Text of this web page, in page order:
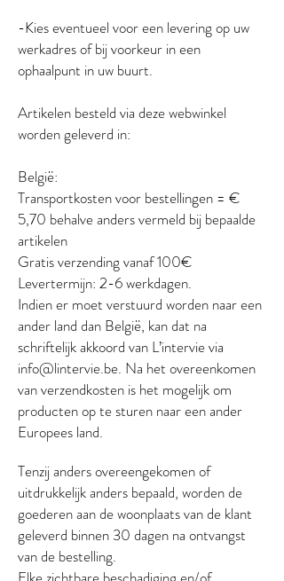
-Kies eventueel voor een levering op uw
werkadres of bij voorkeur in een
ophaalpunt in uw buurt.
Artikelen besteld via deze webwinkel
worden geleverd in:
België:
Transportkosten voor bestellingen = €
5,70 behalve anders vermeld bij bepaalde
artikelen
Gratis verzending vanaf 100€
Levertermijn: 2-6 werkdagen.
Indien er moet verstuurd worden naar een
ander land dan België, kan dat na
schriftelijk akkoord van L’intervie via
info@lintervie.be. Na het overeenkomen
van verzendkosten is het mogelijk om
producten op te sturen naar een ander
Europees land.
Tenzij anders overeengekomen of
uitdrukkelijk anders bepaald, worden de
goederen aan de woonplaats van de klant
geleverd binnen 30 dagen na ontvangst
van de bestelling.